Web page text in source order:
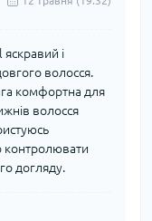
і
волосся.
комфортна для
волосся
контролювати
догляду.